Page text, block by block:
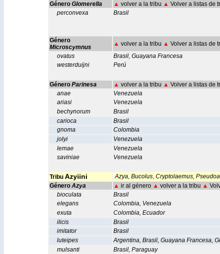
Género Glomerella ▲ volver a la tribu ▲ Volver a listas de
perconvexa
Brasil
Género
Microscymnus
▲ volver a la tribu ▲ Volver a listas de
ovatus
Brasil, Guayana Francesa
westerduijni
Perú
Género Parinesa ▲ volver a la tribu ▲ Volver a listas de
anae
Venezuela
ariasi
Venezuela
bechynorum
Brasil
carioca
Brasil
gnoma
Colombia
jolyi
Venezuela
lemae
Venezuela
saviniae
Venezuela
Tribu Azyiini Azya, Bucolus, Cryptolaemus,
Género Azya ▲ ir al género ▲ volver a la tribu ▲
bioculata
Brasil
elegans
Colombia, Venezuela
exuta
Colombia, Ecuador
ilicis
Brasil
imitator
Brasil
luteipes
Argentina, Brasil, Guayana Francesa,
mulsanti
Brasil, Paraguay